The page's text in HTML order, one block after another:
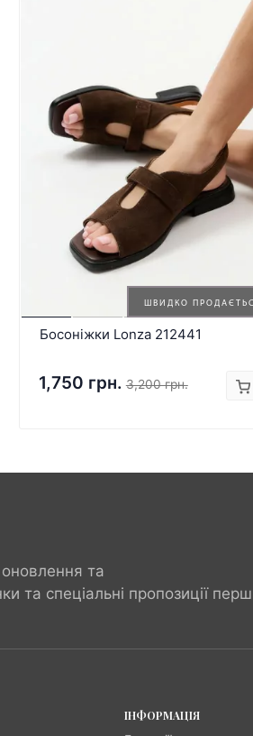
ШВИДКО
Босоніжки Lonza 212441
1,750 грн. 3,200 грн.
оновлення та
та спеціальні пропозиції
ІНФОРМАЦІЯ